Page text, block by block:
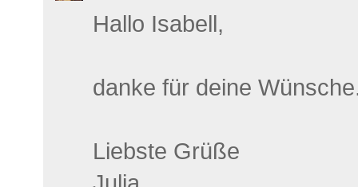
Hallo Isabell,
danke für deine
Liebste Grüße